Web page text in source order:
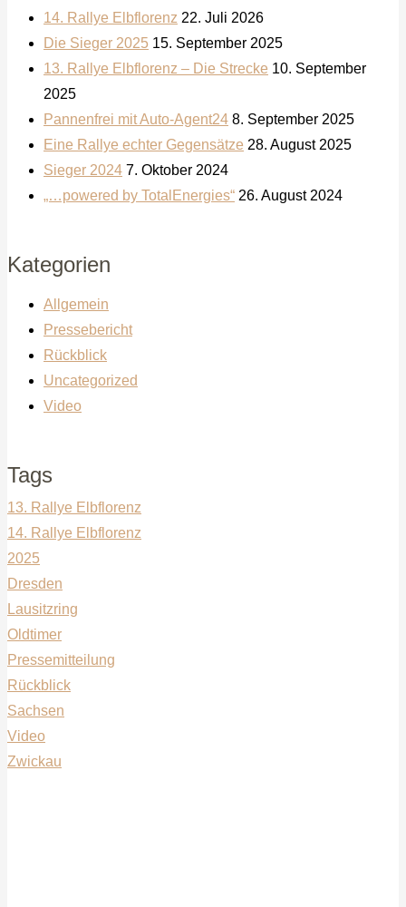
14. Rallye Elbflorenz 22. Juli 2026
Die Sieger 2025 15. September 2025
13. Rallye Elbflorenz – Die Strecke 10. September
2025
Pannenfrei mit Auto-Agent24 8. September 2025
Eine Rallye echter Gegensätze 28. August 2025
Sieger 2024 7. Oktober 2024
„…powered by TotalEnergies“ 26. August 2024
Kategorien
Allgemein
Pressebericht
Rückblick
Uncategorized
Video
Tags
13. Rallye Elbflorenz
14. Rallye Elbflorenz
2025
Dresden
Lausitzring
Oldtimer
Pressemitteilung
Rückblick
Sachsen
Video
Zwickau